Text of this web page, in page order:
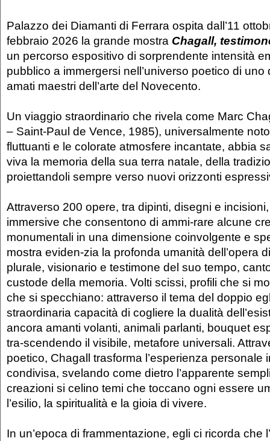
Palazzo dei Diamanti di Ferrara ospita dall’11
febbraio 2026 la grande mostra Chagall,
un percorso espositivo di sorprendente intensità
pubblico a immergersi nell’universo poetico di uno
amati maestri dell’arte del Novecento.
Un viaggio straordinario che rivela come Marc
– Saint-Paul de Vence, 1985), universalmente
fluttuanti e le colorate atmosfere incantate, abbia
viva la memoria della sua terra natale, della
proiettandoli sempre verso nuovi orizzonti
Attraverso 200 opere, tra dipinti, disegni e
immersive che consentono di ammi-rare alcune
monumentali in una dimensione coinvolgente e
mostra eviden-zia la profonda umanità dell’opera
plurale, visionario e testimone del suo tempo,
custode della memoria. Volti scissi, profili che si
che si specchiano: attraverso il tema del doppio
straordinaria capacità di cogliere la dualità
ancora amanti volanti, animali parlanti, bouquet
tra-scendendo il visibile, metafore universali.
poetico, Chagall trasforma l’esperienza personale
condivisa, svelando come dietro l’apparente
creazioni si celino temi che toccano ogni essere
l’esilio, la spiritualità e la gioia di vivere.
In un’epoca di frammentazione, egli ci ricorda che